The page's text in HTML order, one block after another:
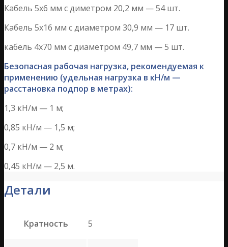
Кабель 5х6 мм с диметром 20,2 мм — 54 шт.
Кабель 5х16 мм с диаметром 30,9 мм — 17 шт.
кабель 4х70 мм с диаметром 49,7 мм — 5 шт.
Безопасная рабочая нагрузка, рекомендуемая к
применению (удельная нагрузка в кН/м —
расстановка подпор в метрах):
1,3 кН/м — 1 м;
0,85 кН/м — 1,5 м;
0,7 кН/м — 2 м;
0,45 кН/м — 2,5 м.
Детали
Кратность 5